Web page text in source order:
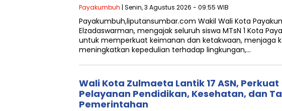
Payakumbuh | Senin, 3 Agustus 2026 - 09:55 WIB
Payakumbuh,liputansumbar.com Wakil Wali Kota
Elzadaswarman, mengajak seluruh siswa MTsN 1 Kota
untuk memperkuat keimanan dan ketakwaan, menjaga
meningkatkan kepedulian terhadap lingkungan,…
Wali Kota Zulmaeta Lantik 17 ASN, Perkuat
Pelayanan Pendidikan, Kesehatan, dan
Pemerintahan